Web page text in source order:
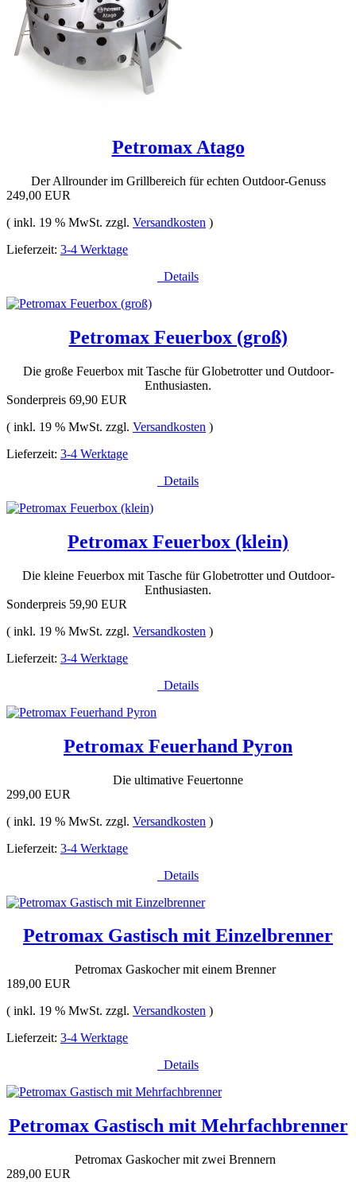
Petromax Atago
Der Allrounder im Grillbereich für echten Outdoor-Genuss
249,00 EUR
( inkl. 19 % MwSt. zzgl. Versandkosten )
Lieferzeit: 3-4 Werktage
Details
Petromax Feuerbox (groß)
Die große Feuerbox mit Tasche für Globetrotter und Outdoor-
Enthusiasten.
Sonderpreis 69,90 EUR
( inkl. 19 % MwSt. zzgl. Versandkosten )
Lieferzeit: 3-4 Werktage
Details
Petromax Feuerbox (klein)
Die kleine Feuerbox mit Tasche für Globetrotter und Outdoor-
Enthusiasten.
Sonderpreis 59,90 EUR
( inkl. 19 % MwSt. zzgl. Versandkosten )
Lieferzeit: 3-4 Werktage
Details
Petromax Feuerhand Pyron
Die ultimative Feuertonne
299,00 EUR
( inkl. 19 % MwSt. zzgl. Versandkosten )
Lieferzeit: 3-4 Werktage
Details
Petromax Gastisch mit Einzelbrenner
Petromax Gaskocher mit einem Brenner
189,00 EUR
( inkl. 19 % MwSt. zzgl. Versandkosten )
Lieferzeit: 3-4 Werktage
Details
Petromax Gastisch mit Mehrfachbrenner
Petromax Gaskocher mit zwei Brennern
289,00 EUR